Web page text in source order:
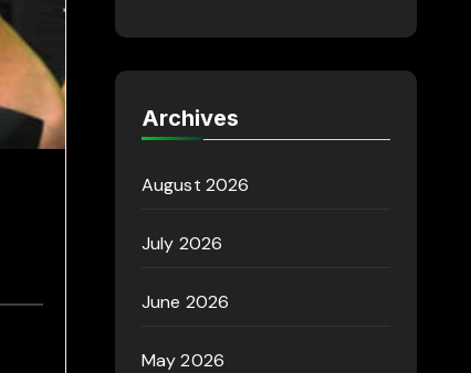
Archives
August 2026
July 2026
June 2026
May 2026